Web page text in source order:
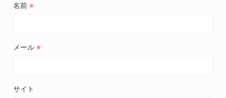
名前 ※
メール ※
サイト